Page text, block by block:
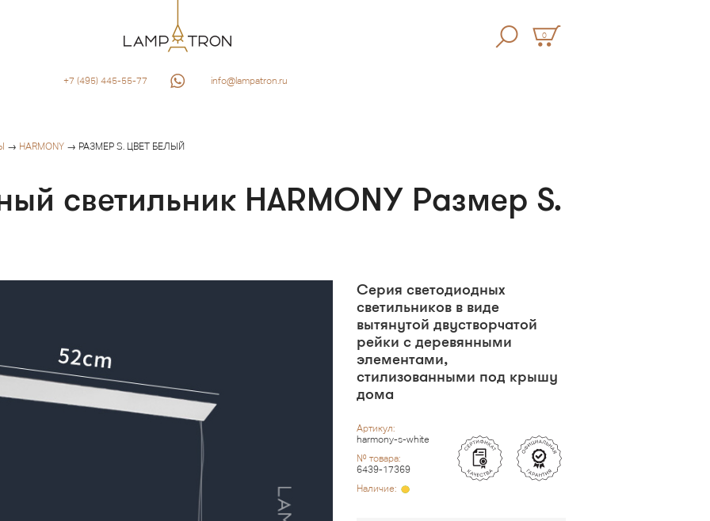
0
+7 (495) 445-55-77 info@lampatron.ru
→ HARMONY → РАЗМЕР S. ЦВЕТ БЕЛЫЙ
светильник HARMONY Размер S.
Серия светодиодных
светильников в виде
вытянутой двустворчатой
рейки с деревянными
элементами,
стилизованными под крышу
дома
Артикул:
harmony-s-white
№ товара:
6439-17369
Наличие: